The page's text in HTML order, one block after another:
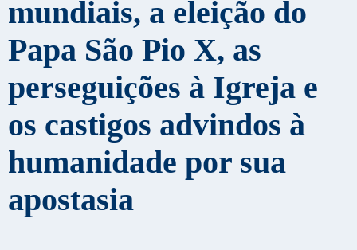
mundiais, a eleição do
Papa São Pio X, as
perseguições à Igreja e
os castigos advindos à
humanidade por sua
apostasia